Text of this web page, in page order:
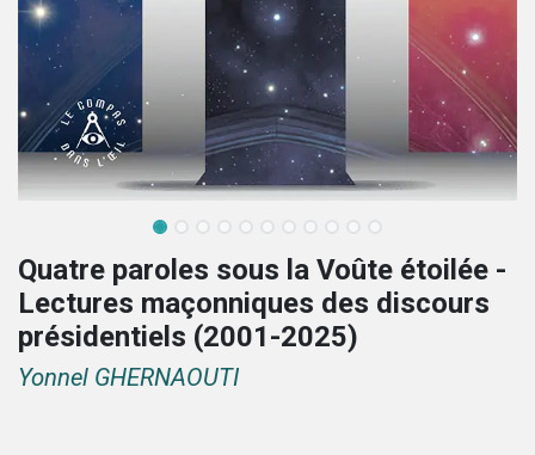
Quatre paroles sous la Voûte étoilée -
Lectures maçonniques des discours
présidentiels (2001-2025)
Yonnel GHERNAOUTI